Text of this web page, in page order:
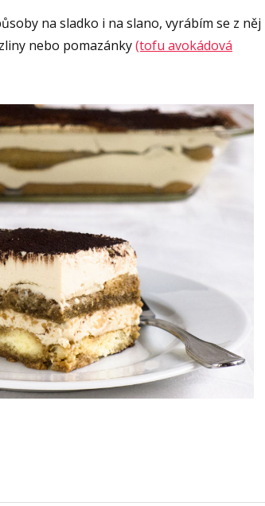
na sladko i na slano, vyrábím se z něj
nebo pomazánky(tofu avokádová